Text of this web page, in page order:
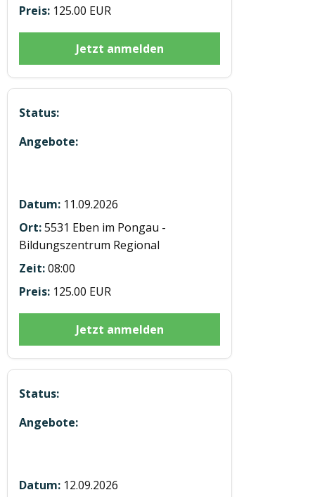
125.00 EUR
Jetzt anmelden
11.09.2026
5531 Eben im Pongau -
Bildungszentrum Regional
08:00
125.00 EUR
Jetzt anmelden
12.09.2026